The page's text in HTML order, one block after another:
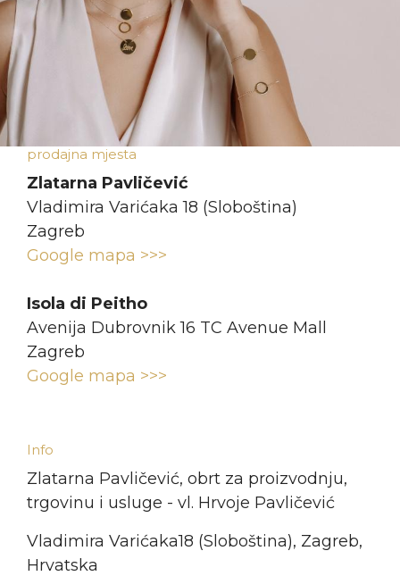
prodajna mjesta
Zlatarna Pavličević
Vladimira Varićaka 18 (Sloboština)
Zagreb
Google mapa >>>
Isola di Peitho
Avenija Dubrovnik 16 TC Avenue Mall
Zagreb
Google mapa >>>
Info
Zlatarna Pavličević, obrt za proizvodnju,
trgovinu i usluge - vl. Hrvoje Pavličević
Vladimira Varićaka18 (Sloboština), Zagreb,
Hrvatska